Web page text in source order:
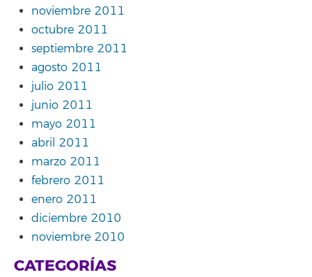
noviembre 2011
octubre 2011
septiembre 2011
agosto 2011
julio 2011
junio 2011
mayo 2011
abril 2011
marzo 2011
febrero 2011
enero 2011
diciembre 2010
noviembre 2010
CATEGORÍAS